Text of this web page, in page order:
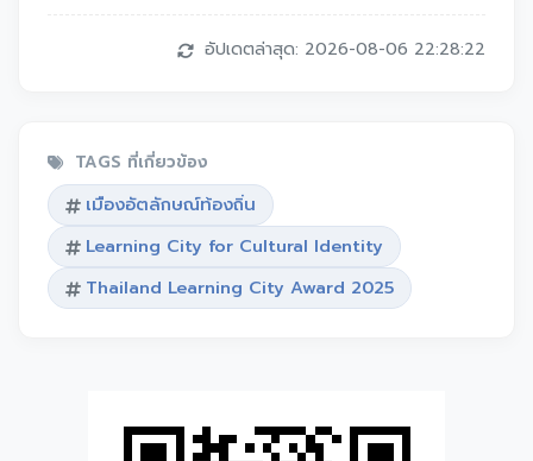
อัปเดตล่าสุด: 2026-08-06 22:28:22
TAGS ที่เกี่ยวข้อง
เมืองอัตลักษณ์ท้องถิ่น
Learning City for Cultural Identity
Thailand Learning City Award 2025